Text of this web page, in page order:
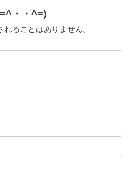
・・^=)
れることはありません。